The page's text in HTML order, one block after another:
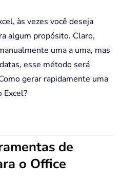
às vezes você deseja
algum propósito. Claro,
uma a uma, mas
esse método será
gerar rapidamente uma
Excel?
de
o Office